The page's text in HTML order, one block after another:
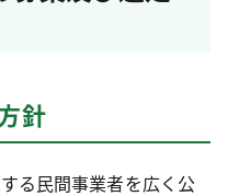
針
る民間事業者を広く公